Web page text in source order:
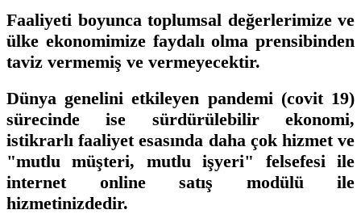
Faaliyeti boyunca toplumsal değerlerimize ve
ülke ekonomimize faydalı olma prensibinden
taviz vermemiş ve vermeyecektir.
Dünya genelini etkileyen pandemi (covit 19)
sürecinde ise sürdürülebilir ekonomi,
istikrarlı faaliyet esasında daha çok hizmet ve
"mutlu müşteri, mutlu işyeri" felsefesi ile
internet online satış modülü ile
hizmetinizdedir.